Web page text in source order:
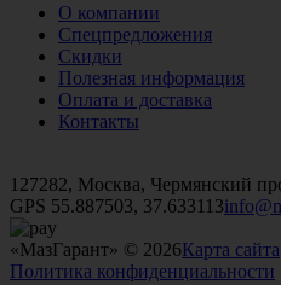
О компании
Спецпредложения
Скидки
Полезная информация
Оплата и доставка
Контакты
127282, Москва, Чермянский
GPS 55.887503, 37.633113
«МазГарант» © 2026Карта сайта
Политика конфиденциальности